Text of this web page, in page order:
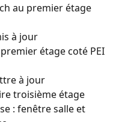
au premier étage
à jour
étage coté PEI
à jour
troisième étage
: fenêtre salle et